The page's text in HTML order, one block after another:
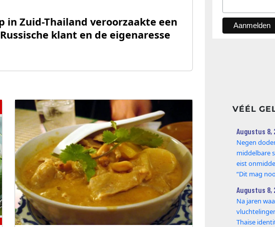
in Zuid-Thailand veroorzaakte een
klant en de eigenaresse
VÉÉL
Augustus 8,
Negen
middelbare
eist
“Dit mag
Augustus 8,
Na jaren
Thaise